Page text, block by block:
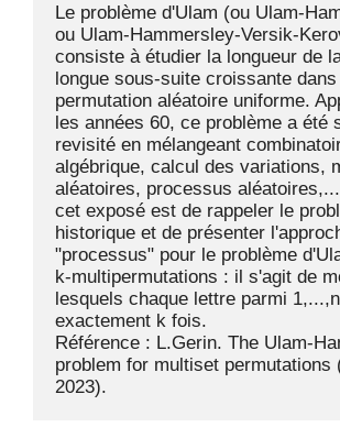
Le problème d'Ulam (ou Ulam-
ou Ulam-Hammersley-Versik-
consiste à étudier la longueur de
longue sous-suite croissante dans
permutation aléatoire uniforme.
les années 60, ce problème a été
revisité en mélangeant
algébrique, calcul des variations,
aléatoires, processus
cet exposé est de rappeler le
historique et de présenter
"processus" pour le problème
k-multipermutations : il s'agit de
lesquels chaque lettre parmi
exactement k fois.
Référence : L.Gerin. The Ulam-
problem for multiset permutations